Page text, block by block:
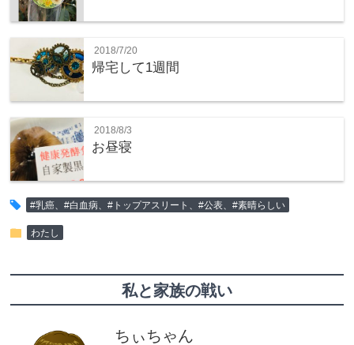
2018/7/20
帰宅して1週間
2018/8/3
お昼寝
tag #乳癌、#白血病、#トップアスリート、#公表、#素晴らしい
folder わたし
私と家族の戦い
ちぃちゃん